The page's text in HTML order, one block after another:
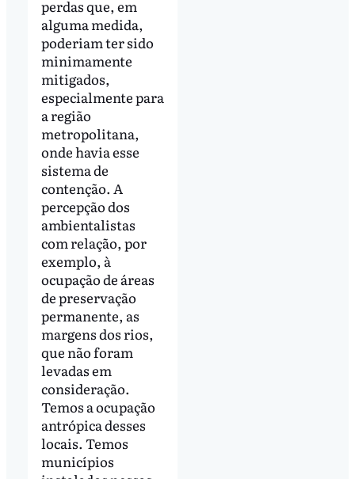
perdas que, em
alguma medida,
poderiam ter sido
minimamente
mitigados,
especialmente para
a região
metropolitana,
onde havia esse
sistema de
contenção. A
percepção dos
ambientalistas
com relação, por
exemplo, à
ocupação de áreas
de preservação
permanente, as
margens dos rios,
que não foram
levadas em
consideração.
Temos a ocupação
antrópica desses
locais. Temos
municípios